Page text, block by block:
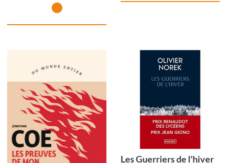
Les Guerriers de l'hiver